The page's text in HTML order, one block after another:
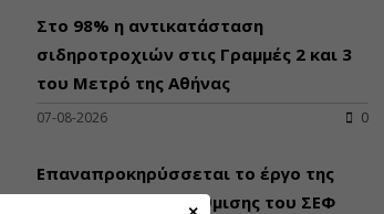
Στο 98% η αντικατάσταση
σιδηροτροχιών στις Γραμμές 2 και 3
του Μετρό της Αθήνας
07-08-2026 0
Επαναπροκηρύσσεται το έργο της
ενεργειακής αναβάθμισης του ΣΕΦ
Νικόλαος Σαρούκος
Τιμή από: €145.00